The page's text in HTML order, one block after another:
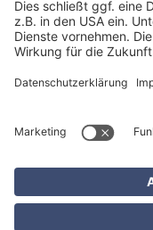
Betrugsermittlung